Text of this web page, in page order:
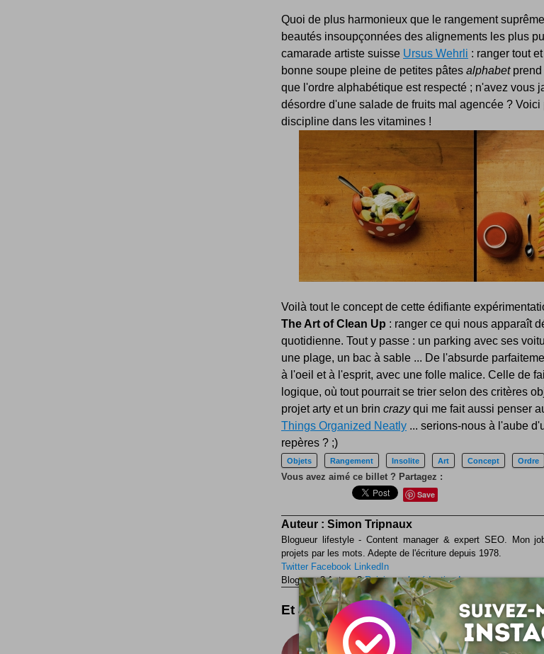
Quoi de plus harmonieux que le rangement
beautés insoupçonnées des alignements les plus
camarade artiste suisse Ursus Wehrli : ranger tout
bonne soupe pleine de petites pâtes alphabetprend
que l'ordre alphabétique est respecté ; n'avez vous
désordre d'une salade de fruits mal agencée ?
discipline dans les vitamines !
Voilà tout le concept de cette édifiante
The Art of Clean Up : ranger ce qui nous apparaît
quotidienne. Tout y passe : un parking avec ses
une plage, un bac à sable ... De l'absurde
à l'oeil et à l'esprit, avec une folle malice. Celle de
logique, où tout pourrait se trier selon des critères
projet arty et un brin crazyqui me fait aussi penser
Things Organized Neatly ... serions-nous à l'aube
repères ? ;)
Objets Rangement Insolite Art Concept Ordre
Vous avez aimé ce billet ? Partagez :
Save
Auteur : Simon Tripnaux
Blogueur lifestyle - Content manager & expert SEO. Mon
projets par les mots. Adepte de l'écriture depuis 1978.
Twitter Facebook LinkedIn
Blogueur ? Auteur ?Rejoignez la rédaction !
Et aussi ...
Bent Objects